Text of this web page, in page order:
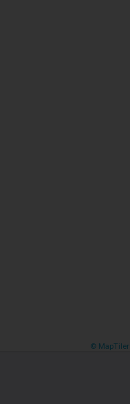
© MapTiler